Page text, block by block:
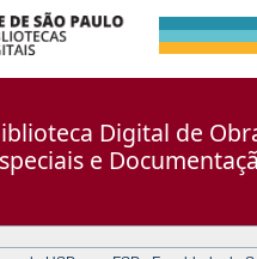
Digital de
e